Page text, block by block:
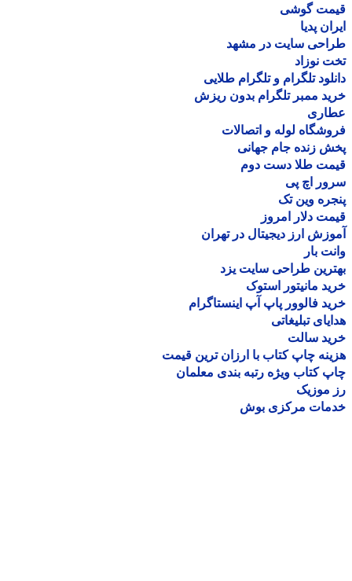
گوشی
پدیا
سایت در مشهد
نوزاد
تلگرام و تلگرام طلایی
ممبر تلگرام بدون ریزش
لوله و اتصالات
زنده جام جهانی
طلا دست دوم
اچ پی
وین تک
دلار امروز
ارز دیجیتال در تهران
بار
طراحی سایت یزد
مانیتور استوک
فالوور پاپ آپ اینستاگرام
تبلیغاتی
سالت
چاپ کتاب با ارزان ترین قیمت
کتاب ویژه رتبه بندی معلمان
موزیک
مرکزی بوش